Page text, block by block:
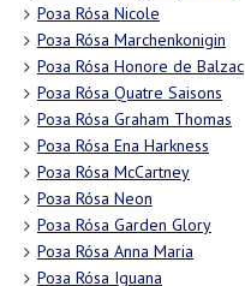
Роза Rósa Nicole
Роза Rósa Marchenkonigin
Роза Rósa Honore de Balzac
Роза Rósa Quatre Saisons
Роза Rósa Graham Thomas
Роза Rósa Ena Harkness
Роза Rósa McCartney
Роза Rósa Neon
Роза Rósa Garden Glory
Роза Rósa Anna Maria
Роза Rósa Iguana